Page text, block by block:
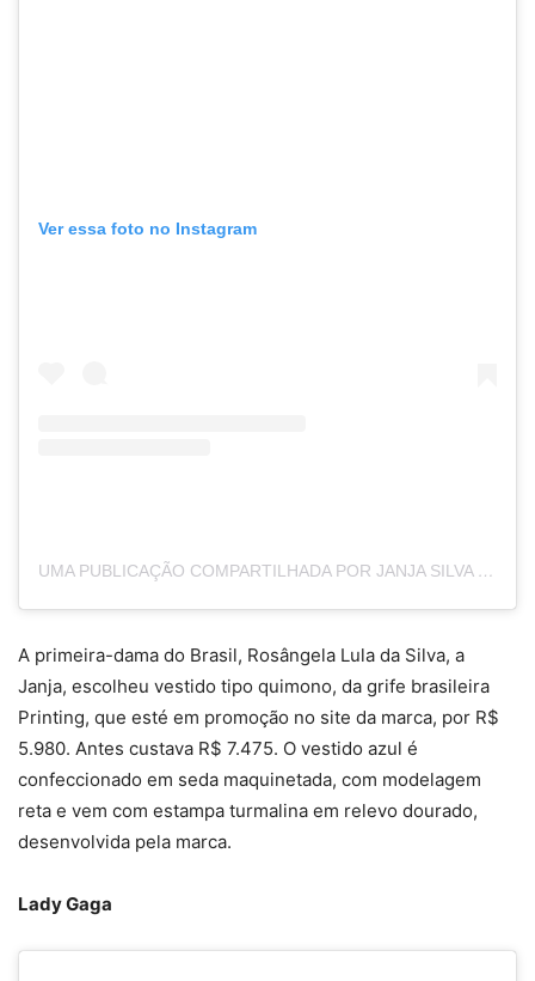
Ver essa foto no Instagram
UMA PUBLICAÇÃO COMPARTILHADA POR JANJA SILVA (@JANJALULA)
A primeira-dama do Brasil, Rosângela Lula da Silva, a
Janja, escolheu vestido tipo quimono, da grife brasileira
Printing, que esté em promoção no site da marca, por R$
5.980. Antes custava R$ 7.475. O vestido azul é
confeccionado em seda maquinetada, com modelagem
reta e vem com estampa turmalina em relevo dourado,
desenvolvida pela marca.
Lady Gaga